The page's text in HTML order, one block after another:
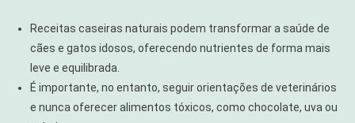
Receitas caseiras naturais podem transformar a saúde de
cães e gatos idosos, oferecendo nutrientes de forma mais
leve e equilibrada.
É importante, no entanto, seguir orientações de veterinários
e nunca oferecer alimentos tóxicos, como chocolate, uva ou